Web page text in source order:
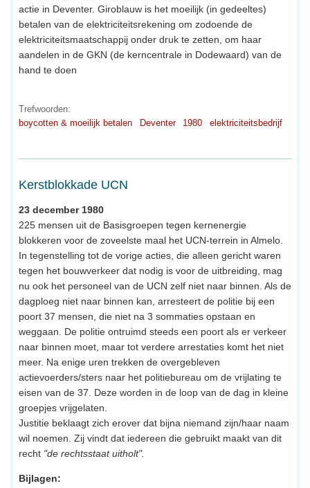
actie in Deventer. Giroblauw is het moeilijk (in gedeeltes)
betalen van de elektriciteitsrekening om zodoende de
elektriciteitsmaatschappij onder druk te zetten, om haar
aandelen in de GKN (de kerncentrale in Dodewaard) van de
hand te doen
Trefwoorden:
boycotten & moeilijk betalen
Deventer 1980 elektriciteitsbedrijf
Kerstblokkade UCN
23 december 1980
225 mensen uit de Basisgroepen tegen kernenergie
blokkeren voor de zoveelste maal het UCN-terrein in Almelo.
In tegenstelling tot de vorige acties, die alleen gericht waren
tegen het bouwverkeer dat nodig is voor de uitbreiding, mag
nu ook het personeel van de UCN zelf niet naar binnen. Als de
dagploeg niet naar binnen kan, arresteert de politie bij een
poort 37 mensen, die niet na 3 sommaties opstaan en
weggaan. De politie ontruimd steeds een poort als er verkeer
naar binnen moet, maar tot verdere arrestaties komt het niet
meer. Na enige uren trekken de overgebleven
actievoerders/sters naar het politiebureau om de vrijlating te
eisen van de 37. Deze worden in de loop van de dag in kleine
groepjes vrijgelaten.
Justitie beklaagt zich erover dat bijna niemand zijn/haar naam
wil noemen. Zij vindt dat iedereen die gebruikt maakt van dit
recht "de rechtsstaat uitholt".
Bijlagen: